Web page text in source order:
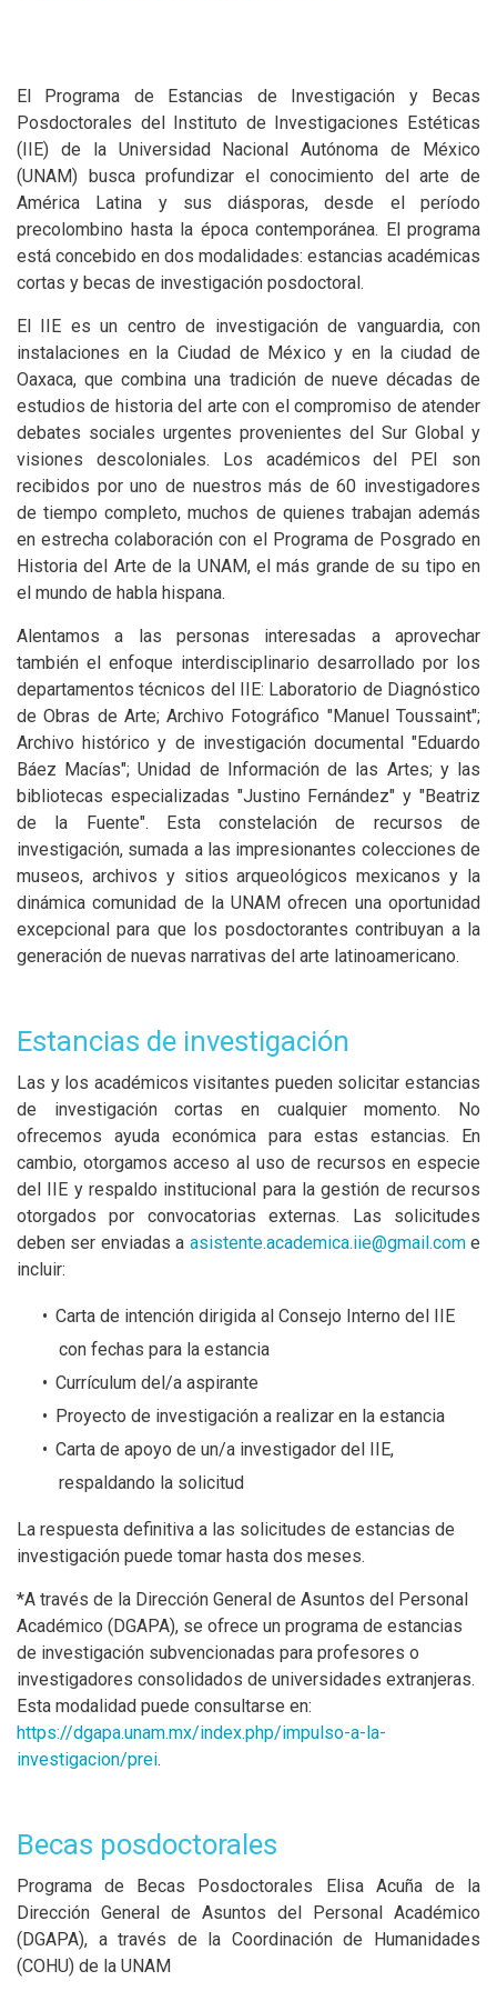
El Programa de Estancias de Investigación y Becas
Posdoctorales del Instituto de Investigaciones Estéticas
(IIE) de la Universidad Nacional Autónoma de México
(UNAM) busca profundizar el conocimiento del arte de
América Latina y sus diásporas, desde el período
precolombino hasta la época contemporánea. El programa
está concebido en dos modalidades: estancias académicas
cortas y becas de investigación posdoctoral.
El IIE es un centro de investigación de vanguardia, con
instalaciones en la Ciudad de México y en la ciudad de
Oaxaca, que combina una tradición de nueve décadas de
estudios de historia del arte con el compromiso de atender
debates sociales urgentes provenientes del Sur Global y
visiones descoloniales. Los académicos del PEI son
recibidos por uno de nuestros más de 60 investigadores
de tiempo completo, muchos de quienes trabajan además
en estrecha colaboración con el Programa de Posgrado en
Historia del Arte de la UNAM, el más grande de su tipo en
el mundo de habla hispana.
Alentamos a las personas interesadas a aprovechar
también el enfoque interdisciplinario desarrollado por los
departamentos técnicos del IIE: Laboratorio de Diagnóstico
de Obras de Arte; Archivo Fotográfico "Manuel Toussaint";
Archivo histórico y de investigación documental "Eduardo
Báez Macías"; Unidad de Información de las Artes; y las
bibliotecas especializadas "Justino Fernández" y "Beatriz
de la Fuente". Esta constelación de recursos de
investigación, sumada a las impresionantes colecciones de
museos, archivos y sitios arqueológicos mexicanos y la
dinámica comunidad de la UNAM ofrecen una oportunidad
excepcional para que los posdoctorantes contribuyan a la
generación de nuevas narrativas del arte latinoamericano.
Estancias de investigación
Las y los académicos visitantes pueden solicitar estancias
de investigación cortas en cualquier momento. No
ofrecemos ayuda económica para estas estancias. En
cambio, otorgamos acceso al uso de recursos en especie
del IIE y respaldo institucional para la gestión de recursos
otorgados por convocatorias externas. Las solicitudes
deben ser enviadas a asistente.academica.iie@gmail.come
incluir:
Carta de intención dirigida al Consejo Interno del IIE
con fechas para la estancia
Currículum del/a aspirante
Proyecto de investigación a realizar en la estancia
Carta de apoyo de un/a investigador del IIE,
respaldando la solicitud
La respuesta definitiva a las solicitudes de estancias de
investigación puede tomar hasta dos meses.
*A través de la Dirección General de Asuntos del Personal
Académico (DGAPA), se ofrece un programa de estancias
de investigación subvencionadas para profesores o
investigadores consolidados de universidades extranjeras.
Esta modalidad puede consultarse en:
https://dgapa.unam.mx/index.php/impulso-a-la-
investigacion/prei.
Becas posdoctorales
Programa de Becas Posdoctorales Elisa Acuña de la
Dirección General de Asuntos del Personal Académico
(DGAPA), a través de la Coordinación de Humanidades
(COHU) de la UNAM